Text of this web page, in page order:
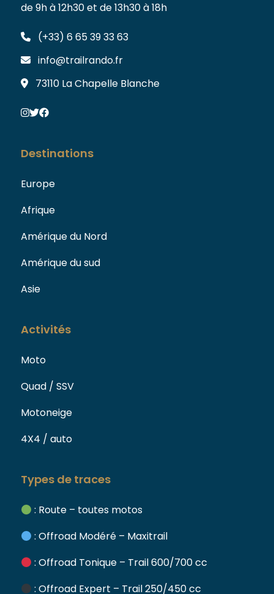
de 9h à 12h30 et de 13h30 à 18h
(+33) 6 65 39 33 63
info@trailrando.fr
73110 La Chapelle Blanche
Destinations
Europe
Afrique
Amérique du Nord
Amérique du sud
Asie
Activités
Moto
Quad / SSV
Motoneige
4X4 / auto
Types de traces
: Route – toutes motos
: Offroad Modéré – Maxitrail
: Offroad Tonique – Trail 600/700 cc
: Offroad Expert – Trail 250/450 cc